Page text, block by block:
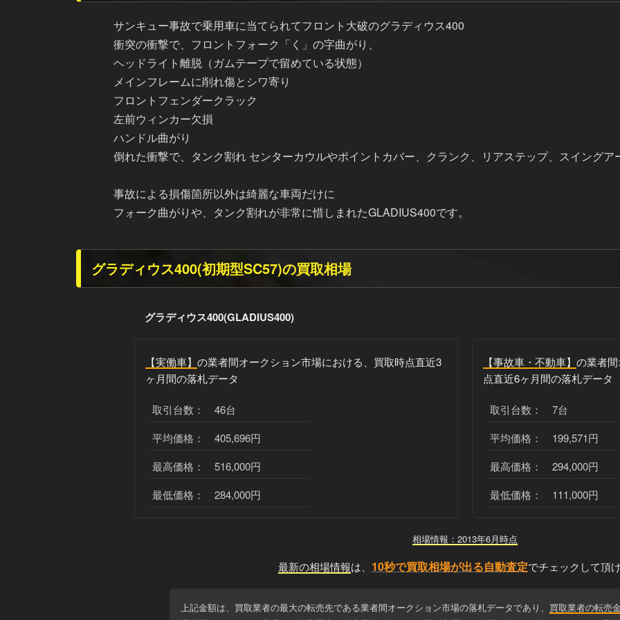
サンキュー事故で乗用車に当てられてフロント大破のグラディウス400
衝突の衝撃で、フロントフォーク「く」の字曲がり、
ヘッドライト離脱（ガムテープで留めている状態）
メインフレームに削れ傷とシワ寄り
フロントフェンダークラック
左前ウィンカー欠損
ハンドル曲がり
倒れた衝撃で、タンク割れ センターカウルやポイントカバー、クランク、リアステップ、スイングア
事故による損傷箇所以外は綺麗な車両だけに
フォーク曲がりや、タンク割れが非常に惜しまれたGLADIUS400です。
グラディウス400(初期型SC57)の買取相場
グラディウス400(GLADIUS400)
【実働車】 の業者間オークション市場における、買取時点直近3
ヶ月間の落札データ
取引台数： 46台
平均価格： 405,696円
最高価格： 516,000円
最低価格： 284,000円
【事故車・不動車】 の業者
点直近6ヶ月間の落札データ
取引台数： 7台
平均価格： 199,571円
最高価格： 294,000円
最低価格： 111,000円
相場情報：2013年6月時点
最新の相場情報は、 10秒で買取相場が出る自動査定でチェックして頂け
上記金額は、買取業者の最大の転売先である業者間オークション市場の落札データであり、 買取業者の転売